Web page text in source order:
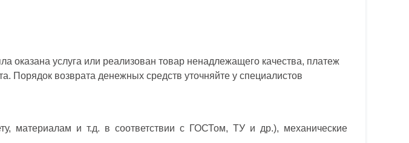
оказана услуга или реализован товар ненадлежащего качества, платеж
Порядок возврата денежных средств уточняйте у специалистов
материалам и т.д. в соответствии с ГОСТом, ТУ и др.), механические